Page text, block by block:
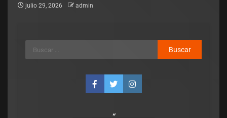
julio 29, 2026 admin
El Senado aprobó la ley para los
que manejen alcoholizados y
provoquen accidentes, asuman los